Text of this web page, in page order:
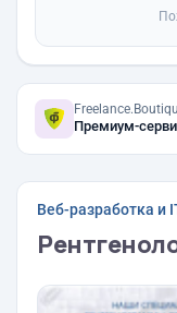
Премиум-
Веб-разработка и